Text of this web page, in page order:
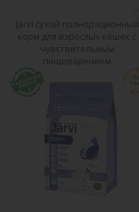
Jarvi сухой полнорационный
корм для взрослых кошек с
чувствительным
пищеварением